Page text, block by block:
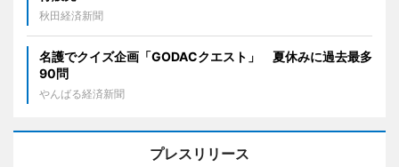
秋田経済新聞
名護でクイズ企画「GODACクエスト」 夏休みに過去最多
90問
やんばる経済新聞
プレスリリース